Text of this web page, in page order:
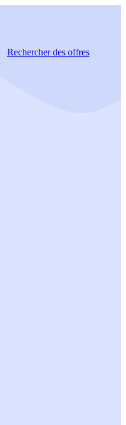
Rechercherdes offres